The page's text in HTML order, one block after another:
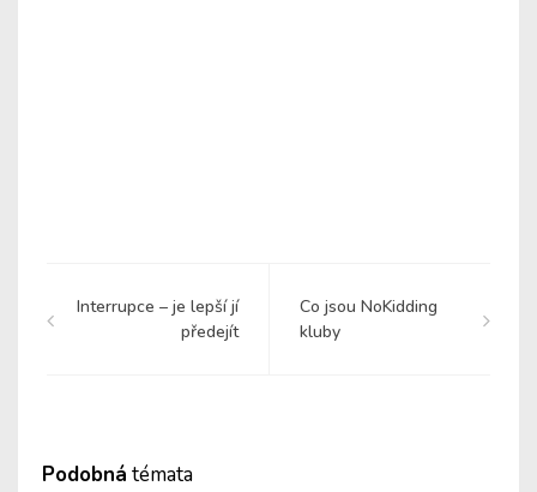
Interrupce – je lepší jí
předejít
Co jsou NoKidding
kluby
Podobná témata